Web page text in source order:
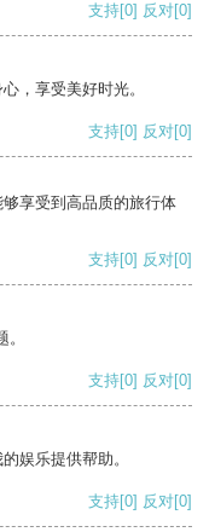
支持[0] 反对[0]
，享受美好时光。
支持[0] 反对[0]
享受到高品质的旅行体
支持[0] 反对[0]
支持[0] 反对[0]
娱乐提供帮助。
支持[0] 反对[0]